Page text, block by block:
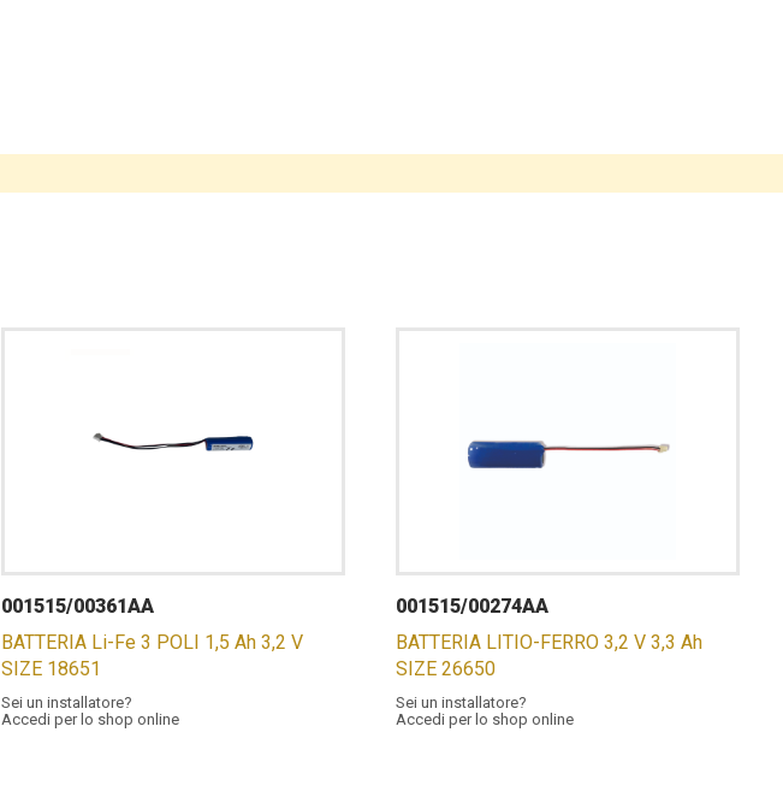
001515/00361AA
BATTERIA Li-Fe 3 POLI 1,5 Ah 3,2 V
SIZE 18651
Sei un installatore?
Accedi per lo shop online
001515/00274AA
BATTERIA LITIO-FERRO 3,2 V 3,3 Ah
SIZE 26650
Sei un installatore?
Accedi per lo shop online